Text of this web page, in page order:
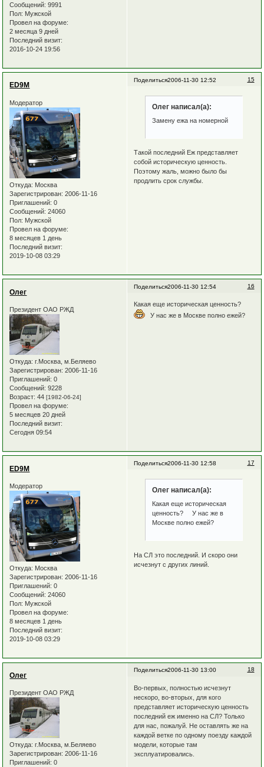
Сообщений: 9991
Пол: Мужской
Провел на форуме:
2 месяца 9 дней
Последний визит:
2016-10-24 19:56
Поделиться 15
2006-11-30 12:52
ED9M
Модератор
Откуда: Москва
Зарегистрирован: 2006-11-16
Приглашений: 0
Сообщений: 24060
Пол: Мужской
Провел на форуме:
8 месяцев 1 день
Последний визит:
2019-10-08 03:29
Олег написал(а):
Замену ежа на номерной
Такой последний Еж представляет
собой историческую ценность.
Поэтому жаль, можно было бы
продлить срок службы.
Поделиться 16
2006-11-30 12:54
Олег
Президент ОАО РЖД
Откуда: г.Москва, м.Беляево
Зарегистрирован: 2006-11-16
Приглашений: 0
Сообщений: 9228
Возраст: 44[1982-06-24]
Провел на форуме:
5 месяцев 20 дней
Последний визит:
Сегодня 09:54
Какая еще историческая ценность?
У нас же в Москве полно ежей?
Поделиться 17
2006-11-30 12:58
ED9M
Модератор
Откуда: Москва
Зарегистрирован: 2006-11-16
Приглашений: 0
Сообщений: 24060
Пол: Мужской
Провел на форуме:
8 месяцев 1 день
Последний визит:
2019-10-08 03:29
Олег написал(а):
Какая еще историческая
ценность? У нас же в
Москве полно ежей?
На СЛ это последний. И скоро они
исчезнут с других линий.
Поделиться 18
2006-11-30 13:00
Олег
Президент ОАО РЖД
Откуда: г.Москва, м.Беляево
Зарегистрирован: 2006-11-16
Приглашений: 0
Во-первых, полностью исчезнут
нескоро, во-вторых, для кого
представляет историческую ценность
последний еж именно на СЛ? Только
для нас, пожалуй. Не оставлять же на
каждой ветке по одному поезду каждой
модели, которые там
эксплуатировались.